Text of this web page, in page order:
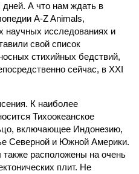
А что нам ждать в
A-Z Animals,
научных исследованиях и
свой список
стихийных бедствий,
сейчас, в XXI
К наиболее
Тихоокеанское
включающее Индонезию,
Северной и Южной Америки.
расположены на очень
плит. Не